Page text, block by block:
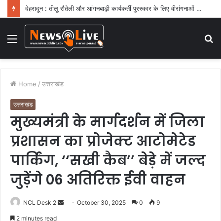
देहरादून : तीलू रौतेली और आंगनबाड़ी कार्यकर्ती पुरस्कार के लिए वीरांगनाओं का चयन : रेखा आर्या
Menu
Home / उत्तराखंड
उत्तराखंड
मुख्यमंत्री के मार्गदर्शन में जिला
प्रशासन का प्रोजेक्ट आटोमेटेड
पार्किंग, ‘‘सखी कैब’’ बेड़े में जल्द
जुड़ेंगे 06 अतिरिक्त ईवी वाहन
NCL Desk 2 October 30, 2025 0 9
2 minutes read